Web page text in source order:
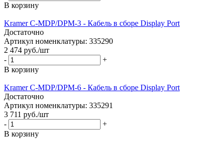
В корзину
Kramer C-MDP/DPM-3 - Кабель в сборе Display Port
Достаточно
Артикул номенклатуры: 335290
2 474 руб./шт
-
+
В корзину
Kramer C-MDP/DPM-6 - Кабель в сборе Display Port
Достаточно
Артикул номенклатуры: 335291
3 711 руб./шт
-
+
В корзину